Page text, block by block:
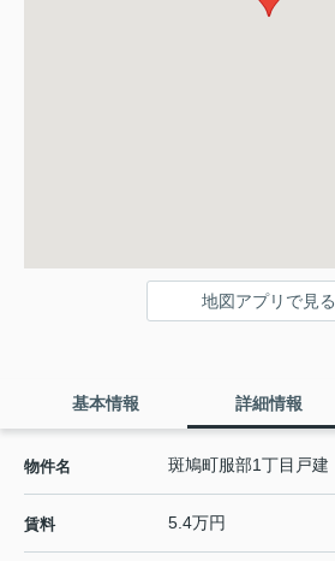
地図アプリで見る
基本情報 詳細情報
物件名 斑鳩町服部1丁目戸建
賃料 5.4万円